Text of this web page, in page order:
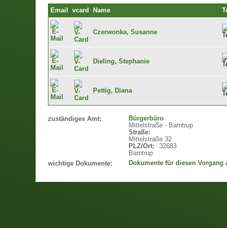
Email vcard Name
Czerwonka, Susanne
Dieling, Stephanie
Pettig, Diana
zuständiges Amt:
Bürgerbüro
Mittelstraße - Barntrup
Straße:
Mittelstraße 32
PLZ/Ort:
32683
Barntrup
wichtige Dokumente:
Dokumente für diesen Vorgang